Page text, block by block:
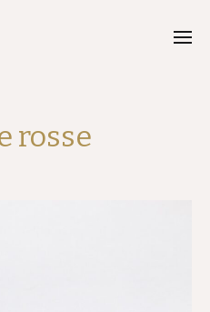
rosse